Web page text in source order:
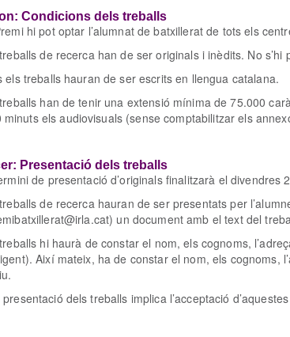
Condicions dels treballs
hi pot optar l’alumnat de batxillerat de tots els
de recerca han de ser originals i inèdits. No
els treballs hauran de ser escrits en llengua catalana.
han de tenir una extensió mínima de 75.000
minuts els audiovisuals (sense comptabilitzar els
Presentació dels treballs
de presentació d’originals finalitzarà el divendres
de recerca hauran de ser presentats per
un document amb el text del
hi haurà de constar el nom, els cognoms,
Així mateix, ha de constar el nom, els cognoms,
presentació dels treballs implica l’acceptació